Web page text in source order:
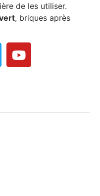
de les utiliser.
, briques après